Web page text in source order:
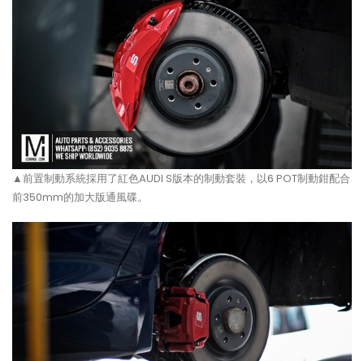
▲前置制動系統採用了紅色AUDI S版本的制動套裝，以6 POT制動鉗配合
前350mm的加大版通風碟。